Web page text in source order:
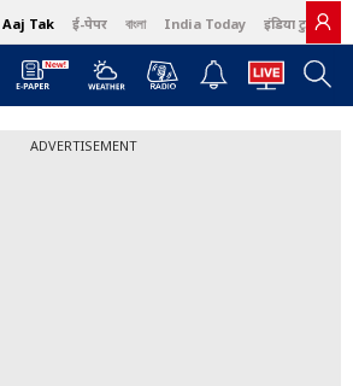
Aaj Tak ई-पेपर বাংলা India Today इंडिया टुडे हिंदी
ADVERTISEMENT